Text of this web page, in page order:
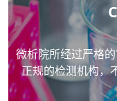
微析院所经过严格
正规的检测机构，